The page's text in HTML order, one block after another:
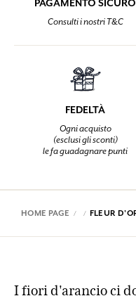
PAGAMENTO SICURO
Consulti i nostri T&C
FEDELTÀ
Ogni acquisto
(esclusi gli sconti)
le fa guadagnare punti
HOME PAGE FLEUR
I fiori d'arancio ci